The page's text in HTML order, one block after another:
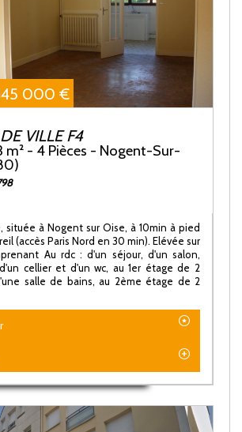
000 €
VILLE F4
m² - 4 Pièces - Nogent-Sur-
située à Nogent sur Oise, à 10min à pied
(accès Paris Nord en 30 min). Elévée sur
Au rdc : d'un séjour, d'un salon,
cellier et d'un wc, au 1er étage de 2
salle de bains, au 2ème étage de 2